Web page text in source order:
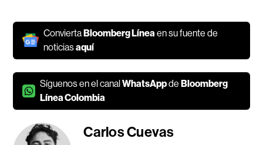
ConviertaBloomberg Línea en su fuente de
noticiasaquí
Síguenos en el canalWhatsAppdeBloomberg
Línea Colombia
Carlos Cuevas